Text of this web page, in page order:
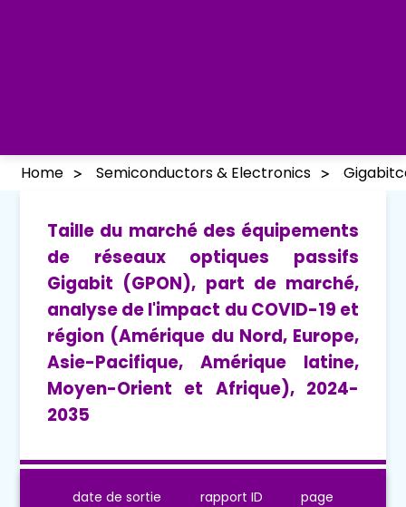
Home Semiconductors & Electronics
Taille du marché des équipements
de réseaux optiques passifs
Gigabit (GPON), part de marché,
analyse de l'impact du COVID-19 et
région (Amérique du Nord, Europe,
Asie-Pacifique, Amérique latine,
Moyen-Orient et Afrique), 2024-
2035
date de sortie
rapport ID
page